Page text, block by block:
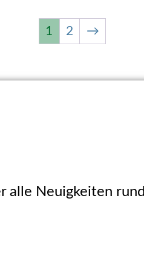
1 2 →
alle Neuigkeiten rund